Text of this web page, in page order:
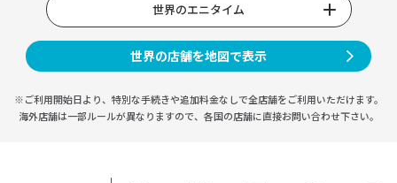
世界のエニタイム
世界の店舗を地図で表示
※ご利用開始日より、特別な手続きや追加料金なしで全店舗をご利用いただけます。
海外店舗は一部ルールが異なりますので、 各国の店舗に直接お問い合わせ下さい。